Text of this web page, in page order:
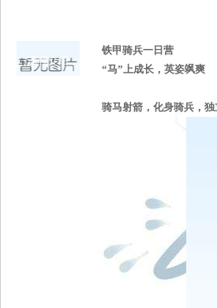
课程介绍
铁甲骑兵一日营
“马”上成长，英姿飒爽
骑马射箭，化身骑兵，